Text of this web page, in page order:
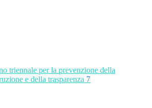
triennale per la prevenzione della
e della trasparenza 7